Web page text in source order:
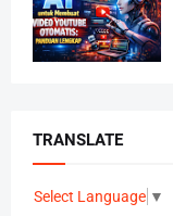
TRANSLATE
Select Language ▼